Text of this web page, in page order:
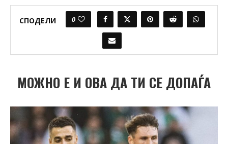
СПОДЕЛИ 0
МОЖНО Е И ОВА ДА ТИ СЕ ДОПАЃА